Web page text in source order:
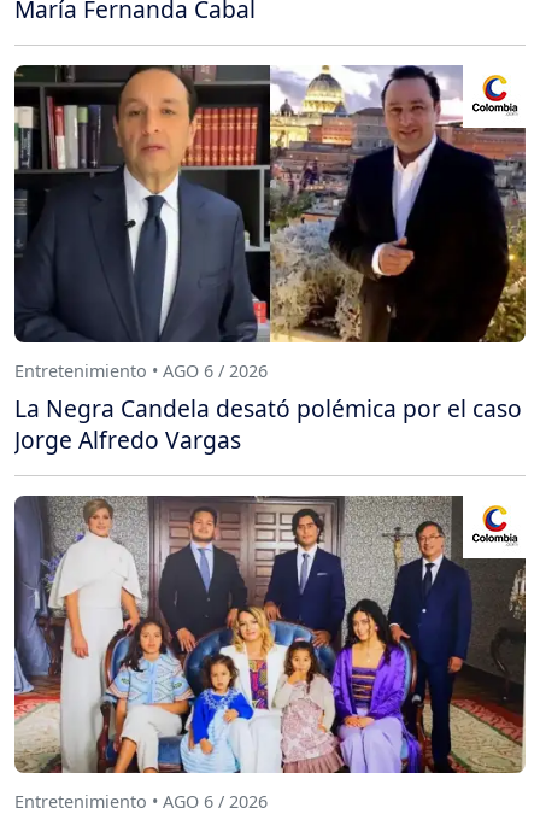
María Fernanda Cabal
Entretenimiento • AGO 6 / 2026
La Negra Candela desató polémica por el caso
Jorge Alfredo Vargas
Entretenimiento • AGO 6 / 2026